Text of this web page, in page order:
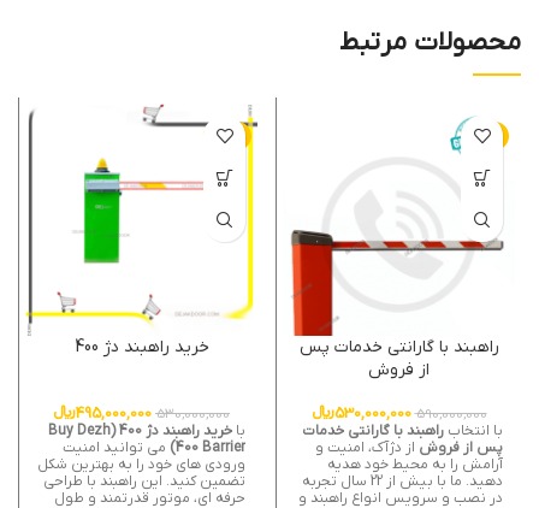
محصولات مرتبط
-10%
راهبند با گارانتی خدمات پس
از فروش
590,000,000
530,000,000﷼
با انتخاب راهبند با گارانتی خدمات
پس از فروش از دژآک، امنیت و
آرامش را به محیط خود هدیه
دهید. ما با بیش از 22 سال تجربه
در نصب و سرویس انواع راهبند و
-7%
خرید راهبند دژ 400
530,000,000
495,000,000﷼
با
خرید راهبند دژ 400 (Buy Dezh
400 Barrier) می توانید امنیت
ورودی های خود را به بهترین شکل
تضمین کنید. این راهبند با طراحی
حرفه ای، موتور قدرتمند و طول